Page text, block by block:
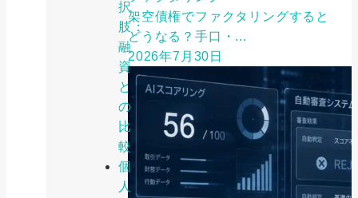
択
肢：
融
資
と
の
比
較
個
人
架空債権でファクタリングすると
どうなる？手口・...
2026年7月30日